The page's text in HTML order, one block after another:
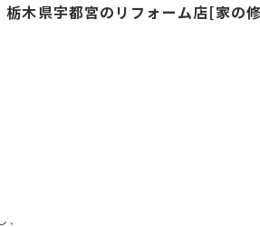
栃木県宇都宮のリフォーム店[家の修